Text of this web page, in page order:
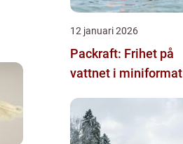
12 januari 2026
Packraft: Frihet på
vattnet i miniformat